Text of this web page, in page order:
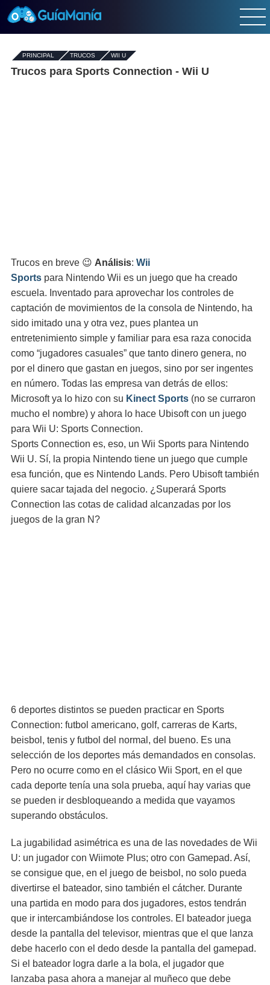
PRINCIPAL - TRUCOS- WII U
Trucos para Sports Connection - Wii U
Trucos en breve 😉 Análisis: Wii
Sports para Nintendo Wii es un juego que ha creado
escuela. Inventado para aprovechar los controles de
captación de movimientos de la consola de Nintendo, ha
sido imitado una y otra vez, pues plantea un
entretenimiento simple y familiar para esa raza conocida
como “jugadores casuales” que tanto dinero genera, no
por el dinero que gastan en juegos, sino por ser ingentes
en número. Todas las empresa van detrás de ellos:
Microsoft ya lo hizo con su Kinect Sports (no se curraron
mucho el nombre) y ahora lo hace Ubisoft con un juego
para Wii U: Sports Connection.
Sports Connection es, eso, un Wii Sports para Nintendo
Wii U. Sí, la propia Nintendo tiene un juego que cumple
esa función, que es Nintendo Lands. Pero Ubisoft también
quiere sacar tajada del negocio. ¿Superará Sports
Connection las cotas de calidad alcanzadas por los
juegos de la gran N?
6 deportes distintos se pueden practicar en Sports
Connection: futbol americano, golf, carreras de Karts,
beisbol, tenis y futbol del normal, del bueno. Es una
selección de los deportes más demandados en consolas.
Pero no ocurre como en el clásico Wii Sport, en el que
cada deporte tenía una sola prueba, aquí hay varias que
se pueden ir desbloqueando a medida que vayamos
superando obstáculos.
La jugabilidad asimétrica es una de las novedades de Wii
U: un jugador con Wiimote Plus; otro con Gamepad. Así,
se consigue que, en el juego de beisbol, no solo pueda
divertirse el bateador, sino también el cátcher. Durante
una partida en modo para dos jugadores, estos tendrán
que ir intercambiándose los controles. El bateador juega
desde la pantalla del televisor, mientras que el que lanza
debe hacerlo con el dedo desde la pantalla del gamepad.
Si el bateador logra darle a la bola, el jugador que
lanzaba pasa ahora a manejar al muñeco que debe